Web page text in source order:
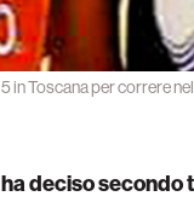
in Toscana per correre
deciso secondo